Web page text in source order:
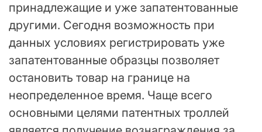
принадлежащие и уже запатентованные
другими. Сегодня возможность при
данных условиях регистрировать уже
запатентованные образцы позволяет
остановить товар на границе на
неопределенное время. Чаще всего
основными целями патентных троллей